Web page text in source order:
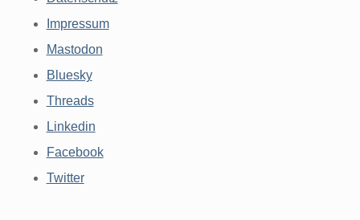
Impressum
Mastodon
Bluesky
Threads
Linkedin
Facebook
Twitter